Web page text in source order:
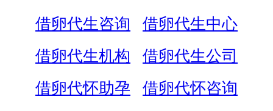
借卵代生咨询
借卵代生中心
借卵代生机构
借卵代生公司
借卵代怀助孕
借卵代怀咨询